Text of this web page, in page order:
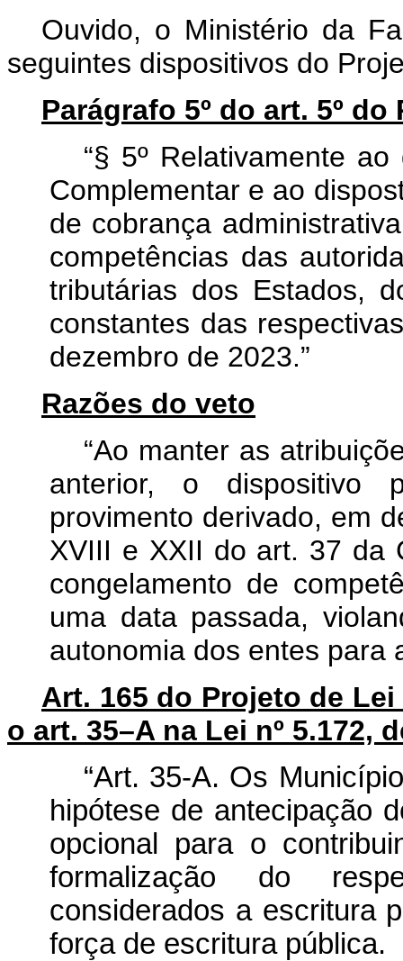
Ouvido, o Ministério da
seguintes dispositivos do
Parágrafo 5º do art. 5º
“§ 5º Relativamente
Complementar e ao
de cobrança
competências das
tributárias dos Estados,
constantes das
dezembro de 2023.”
Razões do veto
“Ao manter as
anterior, o dispositivo
provimento derivado, em
XVIII e XXII do art. 37 da
congelamento de
uma data passada,
autonomia dos entes para
Art. 165 do Projeto de
o art. 35–A na Lei nº 5.172,
“Art. 35-A. Os
hipótese de antecipação
opcional para o
formalização do
considerados a escritura
força de escritura pública.